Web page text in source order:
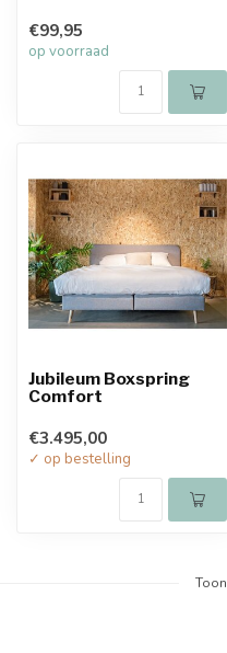
€99,95
op voorraad
Jubileum Boxspring
Comfort
€3.495,00
✓ op bestelling
Toon